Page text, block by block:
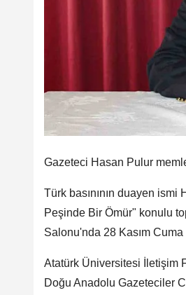
Gazeteci Hasan Pulur
Türk basınının duayen
Peşinde Bir Ömür" konulu
Salonu'nda 28 Kasım
Atatürk Üniversitesi İletişim
Doğu Anadolu Gazeteciler